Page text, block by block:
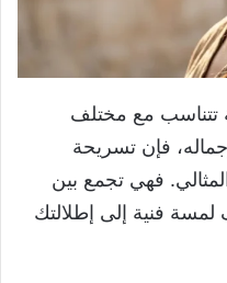
تتناسب مع مختلف
فإن تسريحة
فهي تجمع بين
لمسة فنية إلى إطلالتك